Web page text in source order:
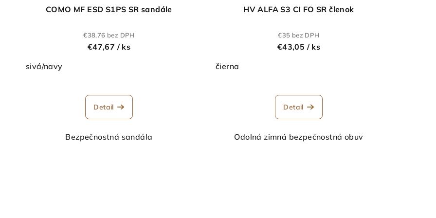
COMO MF ESD S1PS SR sandále
€38,76 bez DPH
€47,67 / ks
sivá/navy
Detail
Bezpečnostná sandála
HV ALFA S3 CI FO SR členok
€35 bez DPH
€43,05 / ks
čierna
Detail
Odolná zimná bezpečnostná obuv